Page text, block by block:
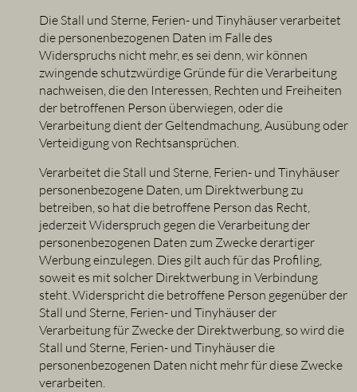
Die Stall und Sterne, Ferien- und Tinyhäuser verarbeitet
die personenbezogenen Daten im Falle des
Widerspruchs nicht mehr, es sei denn, wir können
zwingende schutzwürdige Gründe für die Verarbeitung
nachweisen, die den Interessen, Rechten und Freiheiten
der betroffenen Person überwiegen, oder die
Verarbeitung dient der Geltendmachung, Ausübung oder
Verteidigung von Rechtsansprüchen.
Verarbeitet die Stall und Sterne, Ferien- und Tinyhäuser
personenbezogene Daten, um Direktwerbung zu
betreiben, so hat die betroffene Person das Recht,
jederzeit Widerspruch gegen die Verarbeitung der
personenbezogenen Daten zum Zwecke derartiger
Werbung einzulegen. Dies gilt auch für das Profiling,
soweit es mit solcher Direktwerbung in Verbindung
steht. Widerspricht die betroffene Person gegenüber der
Stall und Sterne, Ferien- und Tinyhäuser der
Verarbeitung für Zwecke der Direktwerbung, so wird die
Stall und Sterne, Ferien- und Tinyhäuser die
personenbezogenen Daten nicht mehr für diese Zwecke
verarbeiten.